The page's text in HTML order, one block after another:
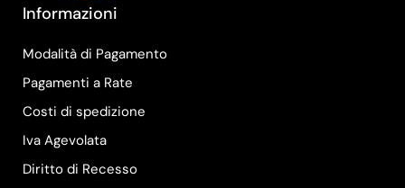
Informazioni
Modalità di Pagamento
Pagamenti a Rate
Costi di spedizione
Iva Agevolata
Diritto di Recesso